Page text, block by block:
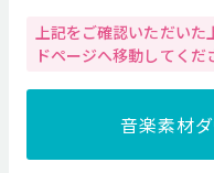
上記をご確認いただいた
ドページへ移動してくだ
音楽素材